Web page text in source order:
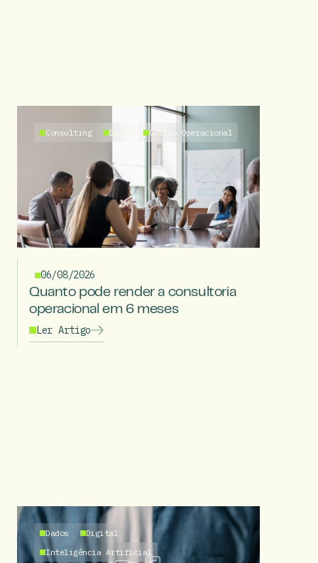
Consulting Dados Gestão Operacional
06/08/2026
Quanto pode render a consultoria
operacional em 6 meses
Ler Artigo
Dados
Digital
Inteligência Artificial